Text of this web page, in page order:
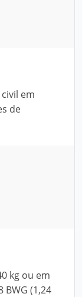
em
de
kg ou em
BWG (1,24